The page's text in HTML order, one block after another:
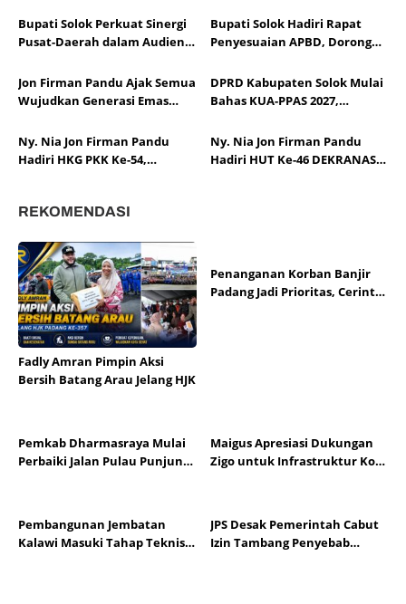
67 Persen
Bupati Solok Perkuat Sinergi
Pusat-Daerah dalam Audiensi
DPR RI
Bupati Solok Hadiri Rapat
Penyesuaian APBD, Dorong
Pascabencana
Jon Firman Pandu Ajak Semua
Wujudkan Generasi Emas
DPRD Kabupaten Solok Mulai
Bahas KUA-PPAS 2027,
Diproyeksikan Rp1,14 Triliun
Ny. Nia Jon Firman Pandu
Hadiri HKG PKK Ke-54,
Ny. Nia Jon Firman Pandu
Hadiri HUT Ke-46 DEKRANAS,
REKOMENDASI
Fadly Amran Pimpin Aksi
Bersih Batang Arau Jelang HJK
Penanganan Korban Banjir
Padang Jadi Prioritas, Cerint
Pemkab Dharmasraya Mulai
Perbaiki Jalan Pulau Punjung–
Maigus Apresiasi Dukungan
Zigo untuk Infrastruktur Kota
Pembangunan Jembatan
Kalawi Masuki Tahap Teknis,
JPS Desak Pemerintah Cabut
Izin Tambang Penyebab